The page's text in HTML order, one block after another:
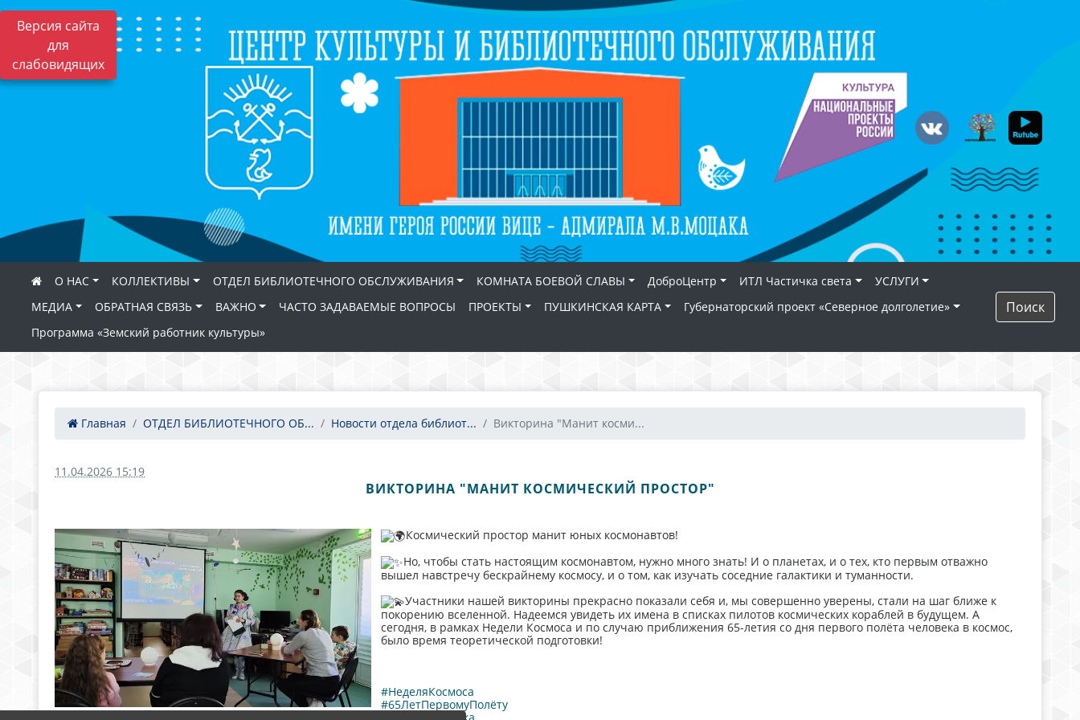
Версия сайта
для
слабовидящих
О НАС КОЛЛЕКТИВЫ ОТДЕЛ БИБЛИОТЕЧНОГО ОБСЛУЖИВАНИЯ КОМНАТА БОЕВОЙ СЛАВЫ ДоброЦентр ИТЛ Частичка света
УСЛУГИ
МЕДИА
ОБРАТНАЯ СВЯЗЬ ВАЖНО ЧАСТО ЗАДАВАЕМЫЕ ВОПРОСЫ ПРОЕКТЫ ПУШКИНСКАЯ КАРТА
Губернаторский проект «Северное долголетие»
Программа «Земский работник культуры»
Поиск
Главная ОТДЕЛ БИБЛИОТЕЧНОГО ОБ... Новости отдела библиот... Викторина "Манит косми...
11.04.2026 15:19
ВИКТОРИНА "МАНИТ КОСМИЧЕСКИЙ ПРОСТОР"
Космический простор манит юных космонавтов!
Но, чтобы стать настоящим космонавтом, нужно много знать! И о планетах, и о тех, кто первым отважно
вышел навстречу бескрайнему космосу, и о том, как изучать соседние галактики и туманности.
Участники нашей викторины прекрасно показали себя и, мы совершенно уверены, стали на шаг ближе к
покорению вселенной. Надеемся увидеть их имена в списках пилотов космических кораблей в будущем. А
сегодня, в рамках Недели Космоса и по случаю приближения 65-летия со дня первого полёта человека в космос,
было время теоретической подготовки!
#НеделяКосмоса
#65ЛетПервомуПолёту